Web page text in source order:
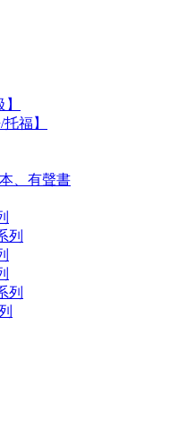
福】
、有聲書
列
列